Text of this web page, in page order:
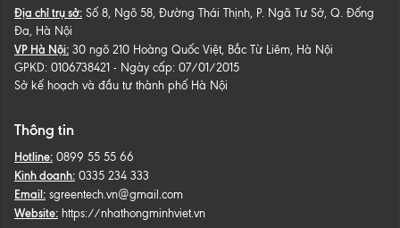
Địa chỉ trụ sở: Số 8, Ngõ 58, Đường Thái Thịnh, P. Ngã Tư Sở, Q. Đống
Đa, Hà Nội
VP Hà Nội: 30 ngõ 210 Hoàng Quốc Việt, Bắc Từ Liêm, Hà Nội
GPKD: 0106738421 - Ngày cấp: 07/01/2015
Sở kế hoạch và đầu tư thành phố Hà Nội
Thông tin
Hotline: 0899 55 55 66
Kinh doanh: 0335 234 333
Email: sgreentech.vn@gmail.com
Website: https://nhathongminhviet.vn